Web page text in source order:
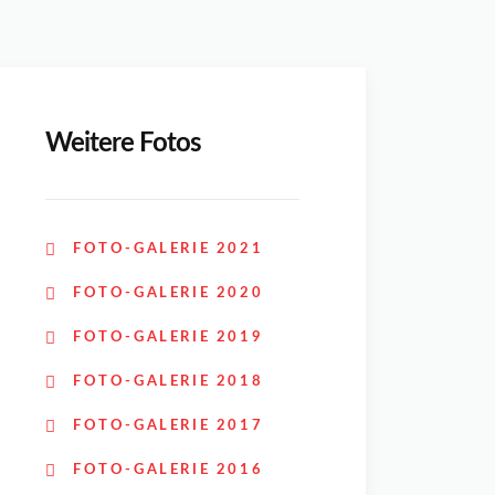
Weitere Fotos
FOTO-GALERIE 2021
FOTO-GALERIE 2020
FOTO-GALERIE 2019
FOTO-GALERIE 2018
FOTO-GALERIE 2017
FOTO-GALERIE 2016